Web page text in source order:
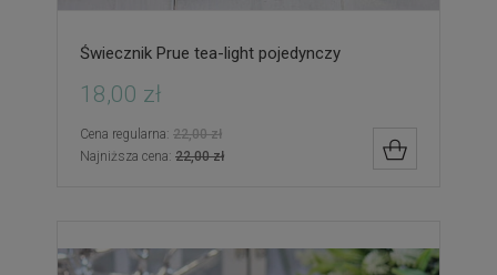
Świecznik Prue tea-light pojedynczy
18,00 zł
Cena regularna: 22,00 zł
Najniższa cena: 22,00 zł